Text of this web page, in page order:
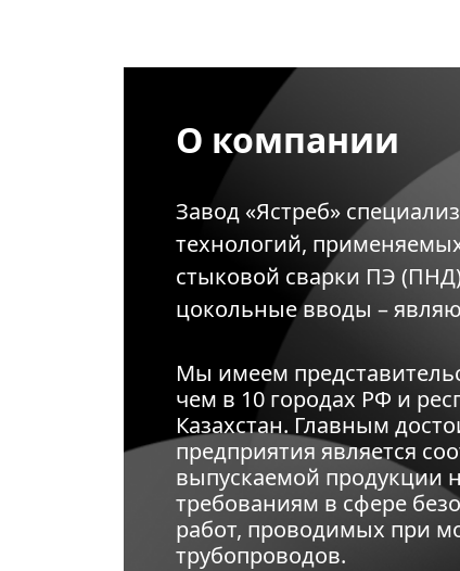
О компании
Завод «Ястреб»
технологий,
стыковой сварки ПЭ
цокольные вводы –
Мы имеем
чем в 10 городах РФ и
Казахстан. Главным
предприятия является
выпускаемой продукции
требованиям в сфере
работ, проводимых при
трубопроводов.